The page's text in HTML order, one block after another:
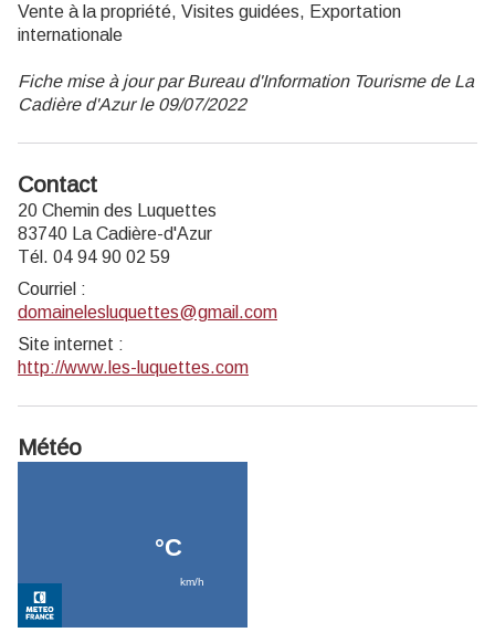
Vente à la propriété, Visites guidées, Exportation
internationale
Fiche mise à jour par Bureau d'Information Tourisme de La
Cadière d'Azur le 09/07/2022
Contact
20 Chemin des Luquettes
83740 La Cadière-d'Azur
Tél. 04 94 90 02 59
Courriel :
domainelesluquettes@gmail.com
Site internet :
http://www.les-luquettes.com
Météo